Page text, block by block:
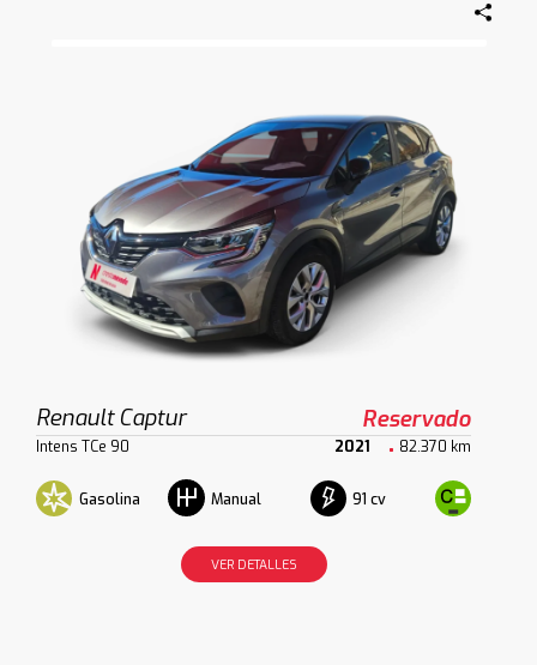
Renault Captur Reservado
Intens TCe 90 2021 82.370 km
Gasolina Manual 91 cv
VER DETALLES